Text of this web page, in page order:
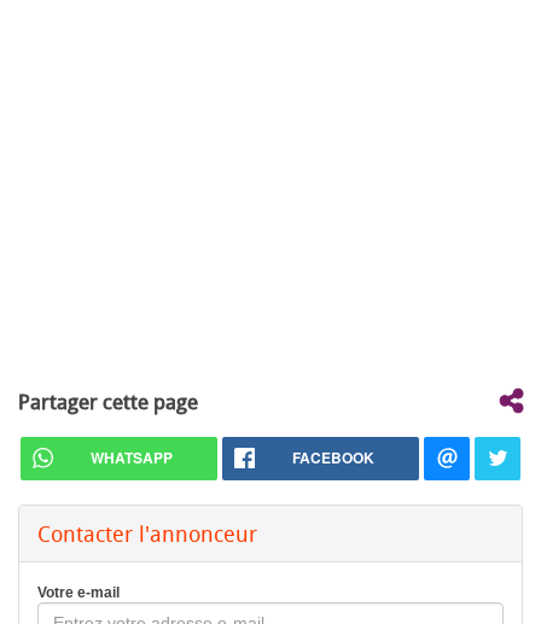
Partager cette page
WHATSAPP FACEBOOK
Contacter l'annonceur
Votre e-mail